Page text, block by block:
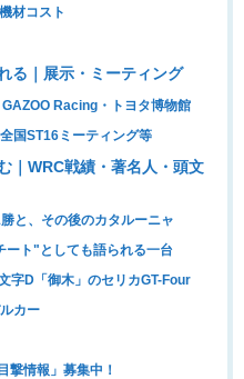
材コスト
る｜展示・ミーティング
Racing・トヨタ博物館
国ST16ミーティング等
｜WRC戦績・著名人・頭文
と、その後のカタルーニャ
ート"としても語られる一台
字D「御木」のセリカGT-Four
カー
撃情報」募集中！